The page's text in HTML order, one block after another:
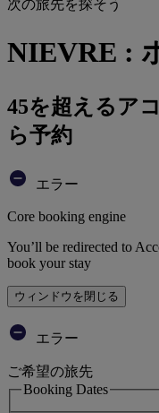
次の旅先を探そう
NIEVRE :
45を超えるア
ら予約
エラー
Core booking engine
You’ll be redirected to
book your stay
ウィンドウを閉じる
エラー
ご希望の旅先
Booking Dates